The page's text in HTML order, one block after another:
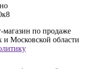
по продаже
и Московской области